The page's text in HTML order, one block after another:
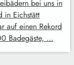
bei uns in
in Eichstätt
auf einen Rekord
Badegäste, …